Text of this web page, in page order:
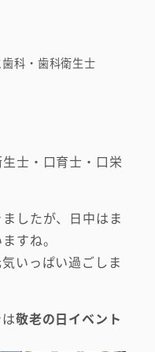
科・歯科衛生士
士・口育士・口栄
したが、日中はま
すね。
いっぱい過ごしま
敬老の日イベント